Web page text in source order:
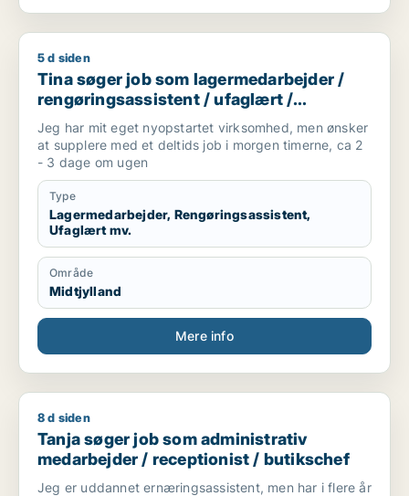
Tina søger job som lagermedarbejder /
5 d siden
Tina søger job som lagermedarbejder /
rengøringsassistent / ufaglært /
kontorassistent /
kundeservicemedarbejder
Jeg har mit eget nyopstartet virksomhed, men ønsker
at supplere med et deltids job i morgen timerne, ca 2
- 3 dage om ugen
Type
Lagermedarbejder, Rengøringsassistent,
Ufaglært mv.
Område
Midtjylland
Mere info
Tanja søger job som administrativ medarbejder /
8 d siden
Tanja søger job som administrativ
medarbejder / receptionist / butikschef
Jeg er uddannet ernæringsassistent, men har i flere år